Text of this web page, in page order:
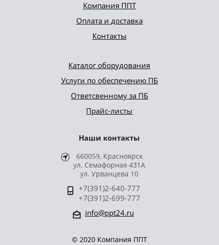
Компания ППТ
Оплата и доставка
Контакты
Каталог оборудования
Услуги по обеспечению ПБ
Ответсвенному за ПБ
Прайс-листы
Наши контакты
660059, Красноярск
ул. Семафорная 431А
ул. Урванцева 10
+7(391)2-640-777
+7(391)2-699-777
info@ppt24.ru
© 2020 Компания ППТ